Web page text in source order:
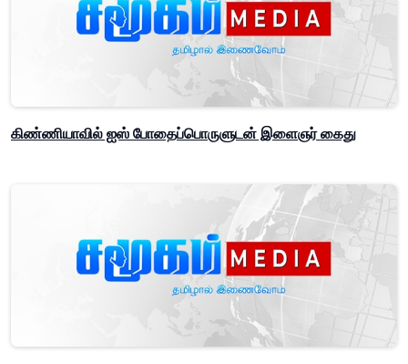
கிண்ணியாவில் ஐஸ் போதைப்பொருளுடன் இளைஞர் கைது